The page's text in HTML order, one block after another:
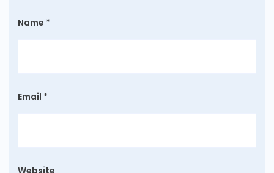
Name *
Email *